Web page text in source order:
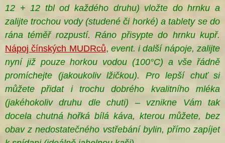
12 + 12 tbl od každého druhu) vložte do hrnku a
zalijte trochou vody (studené či horké) a tablety se do
rána téměř rozpustí. Ráno přisypte do hrnku kupř.
Nápoj čínských MUDRců, event. i další nápoje, zalijte
nyní již pouze horkou vodou (100°C) a vše řádně
promíchejte (jakoukoliv lžičkou). Pro lepší chuť si
můžete přidat i trochu dobrého kvalitního mléka
(jakéhokoliv druhu dle chuti) – vznikne Vám tak
docela chutná hořká bílá káva, kterou můžete, bez
obav z nedostatečného vstřebání bylin, přímo zapíjet
®